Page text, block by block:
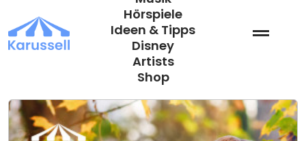
Inhalt
springen
Hörspiele
Ideen & Tipps
Disney
Artists
Shop